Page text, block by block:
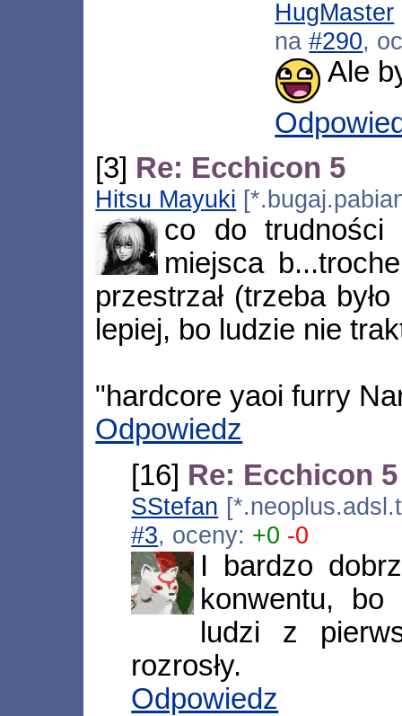
HugMaster
na#290,
Ale
[3] Re: Ecchicon 5
Hitsu Mayuki
co do
miejsca
przestrzał (trzeba
lepiej, bo ludzie nie
"hardcore yaoi furry
Odpowiedz
[16] Re: Ecchicon 5
SStefan
#3, oceny: +0 -0
I bardzo
konwentu, bo
ludzi z
rozrosły.
Odpowiedz